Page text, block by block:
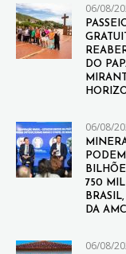
06/08/
DO
06/08/
750
DA
06/08/